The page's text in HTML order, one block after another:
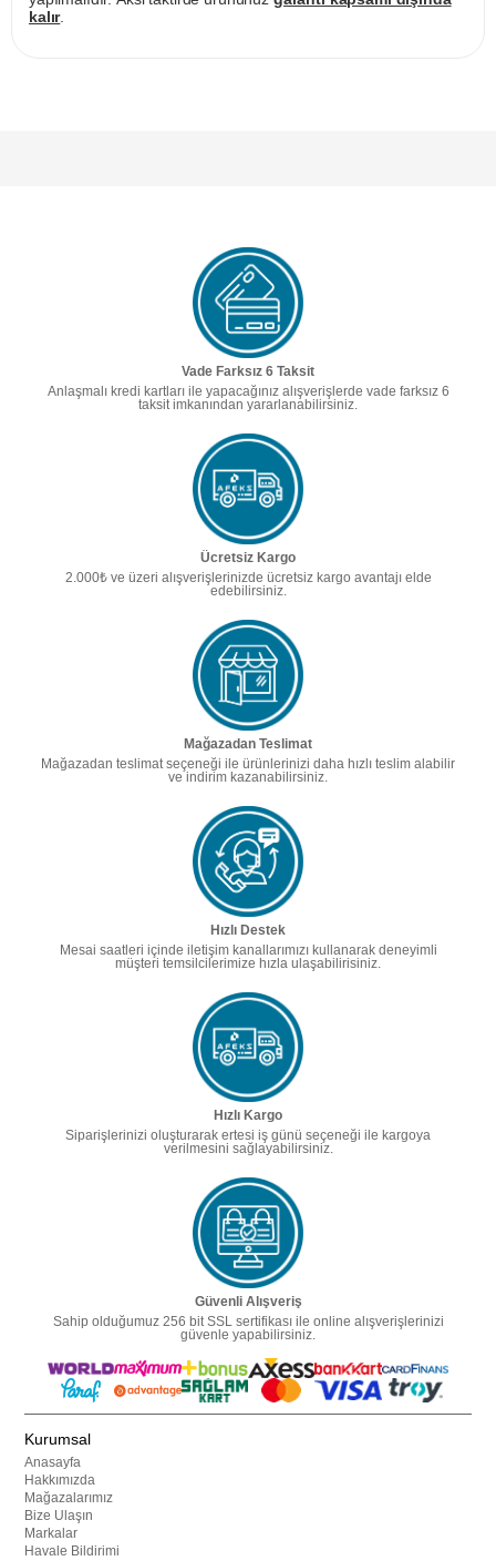
kalır.
Vade Farksız 6 Taksit
Anlaşmalı kredi kartları ile yapacağınız alışverişlerde vade farksız 6
taksit imkanından yararlanabilirsiniz.
Ücretsiz Kargo
2.000₺ ve üzeri alışverişlerinizde ücretsiz kargo avantajı elde
edebilirsiniz.
Mağazadan Teslimat
Mağazadan teslimat seçeneği ile ürünlerinizi daha hızlı teslim alabilir
ve indirim kazanabilirsiniz.
Hızlı Destek
Mesai saatleri içinde iletişim kanallarımızı kullanarak deneyimli
müşteri temsilcilerimize hızla ulaşabilirisiniz.
Hızlı Kargo
Siparişlerinizi oluşturarak ertesi iş günü seçeneği ile kargoya
verilmesini sağlayabilirsiniz.
Güvenli Alışveriş
Sahip olduğumuz 256 bit SSL sertifikası ile online alışverişlerinizi
güvenle yapabilirsiniz.
Kurumsal
Anasayfa
Hakkımızda
Mağazalarımız
Bize Ulaşın
Markalar
Havale Bildirimi